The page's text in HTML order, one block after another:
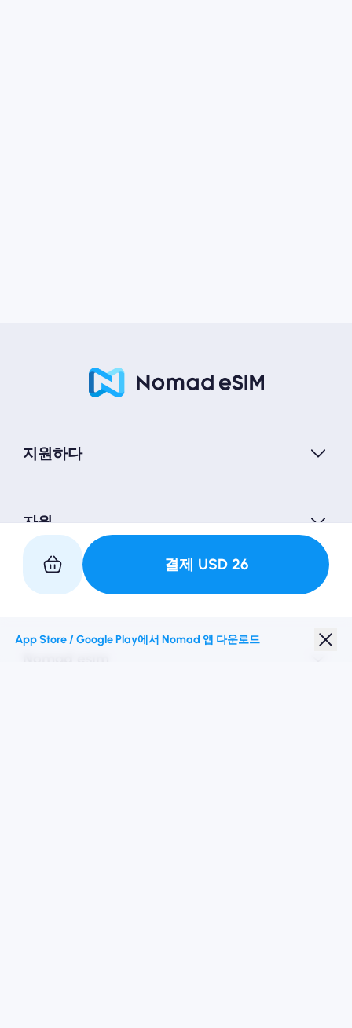
결제 USD 26
지원하다
자원
우리와 파트너
App Store / Google Play에서 Nomad 앱 다운로드